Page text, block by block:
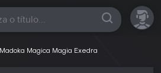
Madoka Magica Magia Exedra